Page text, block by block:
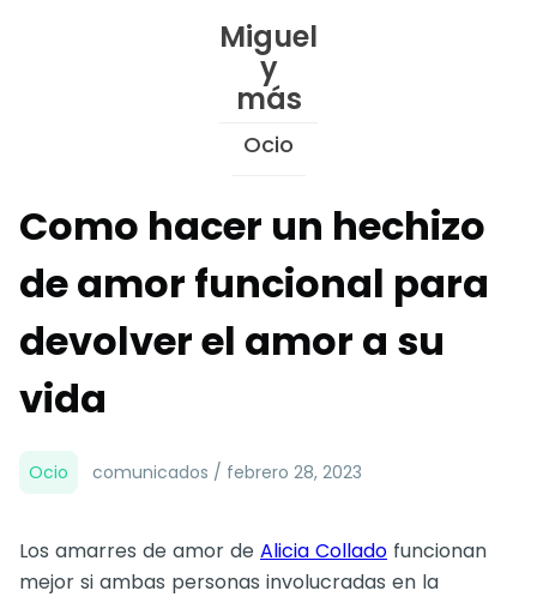
Skip
to
Content
Miguel
y
más
Ocio
Como hacer un hechizo
de amor funcional para
devolver el amor a su
vida
Ocio comunicados / febrero 28, 2023
Los amarres de amor de Alicia Collado funcionan
mejor si ambas personas involucradas en la